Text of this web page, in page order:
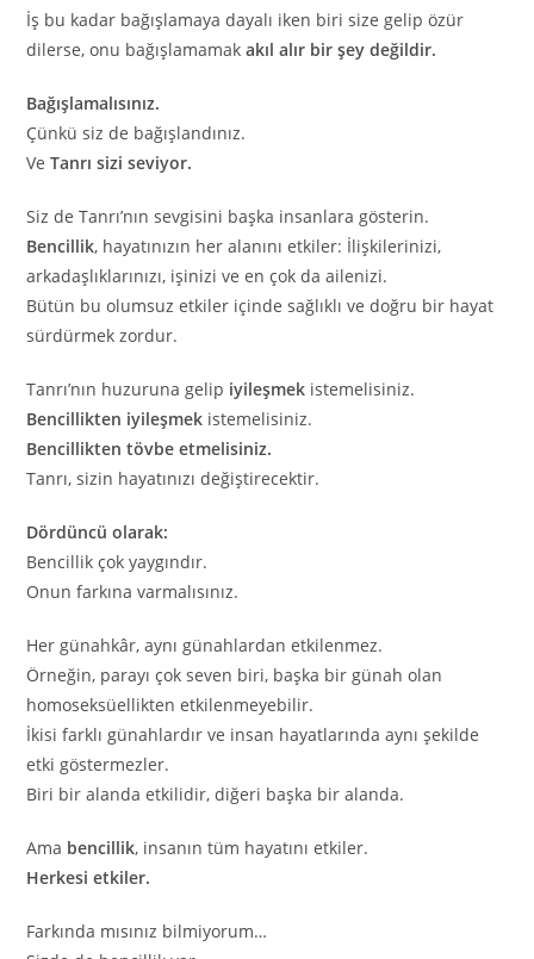
İş bu kadar bağışlamaya dayalı iken biri size gelip özür
dilerse, onu bağışlamamakakıl alır bir şey değildir.
Bağışlamalısınız.
Çünkü siz de bağışlandınız.
VeTanrı sizi seviyor.
Siz de Tanrı’nın sevgisini başka insanlara gösterin.
Bencillik, hayatınızın her alanını etkiler: İlişkilerinizi,
arkadaşlıklarınızı, işinizi ve en çok da ailenizi.
Bütün bu olumsuz etkiler içinde sağlıklı ve doğru bir hayat
sürdürmek zordur.
Tanrı’nın huzuruna gelip iyileşmek istemelisiniz.
Bencillikten iyileşmek istemelisiniz.
Bencillikten tövbe etmelisiniz.
Tanrı, sizin hayatınızı değiştirecektir.
Dördüncü olarak:
Bencillik çok yaygındır.
Onun farkına varmalısınız.
Her günahkâr, aynı günahlardan etkilenmez.
Örneğin, parayı çok seven biri, başka bir günah olan
homoseksüellikten etkilenmeyebilir.
İkisi farklı günahlardır ve insan hayatlarında aynı şekilde
etki göstermezler.
Biri bir alanda etkilidir, diğeri başka bir alanda.
Ama bencillik, insanın tüm hayatını etkiler.
Herkesi etkiler.
Farkında mısınız bilmiyorum…